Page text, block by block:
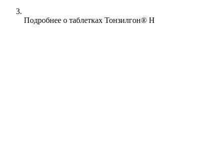
Подробнее о таблетках Тонзилгон® Н